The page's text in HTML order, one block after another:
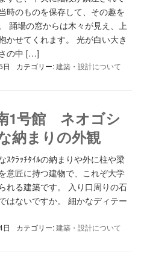
時のものを保存して、その趣を
踊場の窓からは木々が見え、上
かせてくれます。 光が白い大き
の中 […]
日 カテゴリー:建築・設計について
1号館 ネオゴシ
納まりの外観
ｽｸﾗｯﾁﾀｲﾙの納まりや外に柱や梁
意匠に持つ建物で、これぞ大学
れる建築です。 入り口周りの石
はないですか。 細かなディテー
日 カテゴリー:建築・設計について